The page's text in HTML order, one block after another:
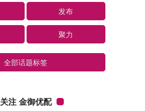
发布
聚力
全部话题标签
关注 金御优配